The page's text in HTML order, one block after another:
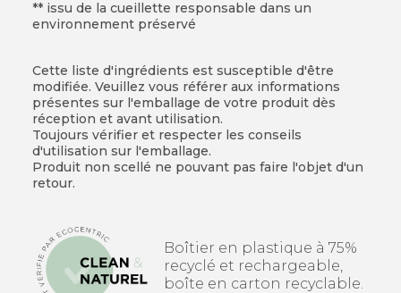
** issu de la cueillette responsable dans un
environnement préservé
Cette liste d'ingrédients est susceptible d'être
modifiée. Veuillez vous référer aux informations
présentes sur l'emballage de votre produit dès
réception et avant utilisation.
Toujours vérifier et respecter les conseils
d'utilisation sur l'emballage.
Produit non scellé ne pouvant pas faire l'objet d'un
retour.
Boîtier en plastique à 75%
recyclé et rechargeable,
boîte en carton recyclable.